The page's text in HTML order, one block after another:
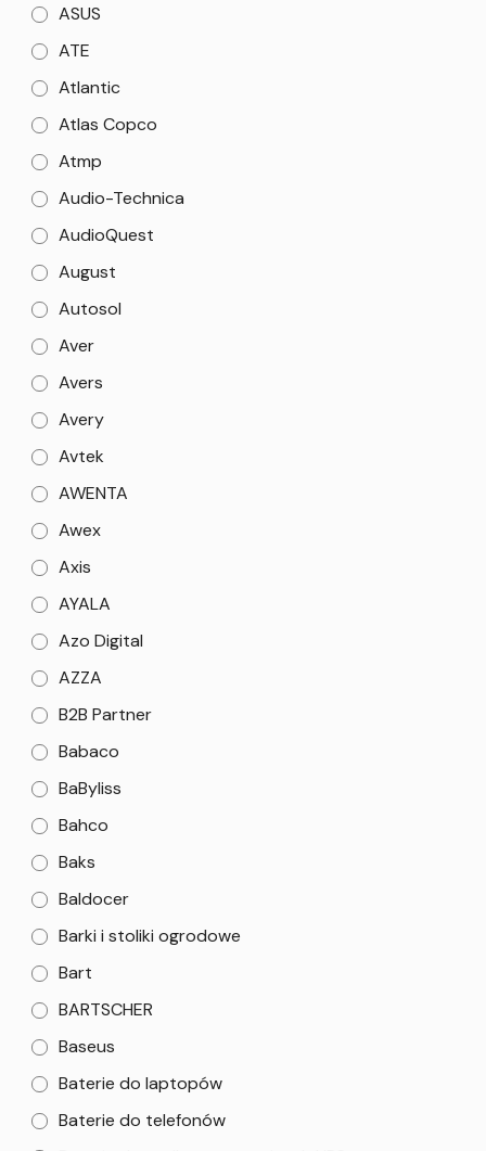
ASUS
ATE
Atlantic
Atlas Copco
Atmp
Audio-Technica
AudioQuest
August
Autosol
Aver
Avers
Avery
Avtek
AWENTA
Awex
Axis
AYALA
Azo Digital
AZZA
B2B Partner
Babaco
BaByliss
Bahco
Baks
Baldocer
Barki i stoliki ogrodowe
Bart
BARTSCHER
Baseus
Baterie do laptopów
Baterie do telefonów